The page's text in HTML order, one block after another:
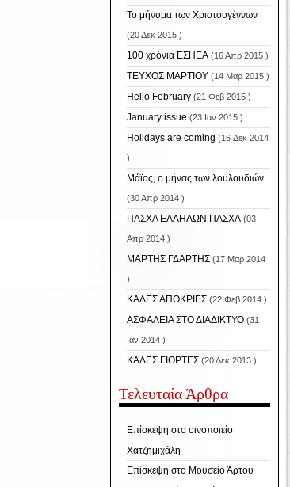
Το μήνυμα των Χριστουγέννων
(20 Δεκ 2015 )
100 χρόνια ΕΣΗΕΑ(16 Απρ 2015 )
ΤΕΥΧΟΣ ΜΑΡΤΙΟΥ(14 Μαρ 2015 )
Hello February(21 Φεβ 2015 )
January issue (23 Ιαν 2015 )
Holidays are coming (16 Δεκ 2014
)
Μάϊος, ο μήνας των λουλουδιών
(30 Απρ 2014 )
ΠΑΣΧΑ ΕΛΛΗΛΩΝ ΠΑΣΧΑ(03
Απρ 2014 )
ΜΑΡΤΗΣ ΓΔΑΡΤΗΣ(17 Μαρ 2014
)
ΚΑΛΕΣ ΑΠΟΚΡΙΕΣ(22 Φεβ 2014 )
ΑΣΦΑΛΕΙΑ ΣΤΟ ΔΙΑΔΙΚΤΥΟ(31
Ιαν 2014 )
ΚΑΛΕΣ ΓΙΟΡΤΕΣ(20 Δεκ 2013 )
Τελευταία Άρθρα
Επίσκεψη στο οινοποιείο
Χατζημιχάλη
Επίσκεψη στο Μουσείο Άρτου